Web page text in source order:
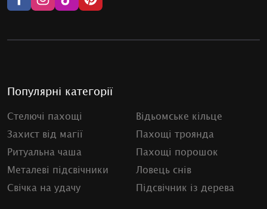
Популярні категорії
Стелючі пахощі
Відьомське кільце
Захист від магії
Пахощі троянда
Ритуальна чаша
Пахощі порошок
Металеві підсвічники
Ловець снів
Свічка на удачу
Підсвічник із дерева